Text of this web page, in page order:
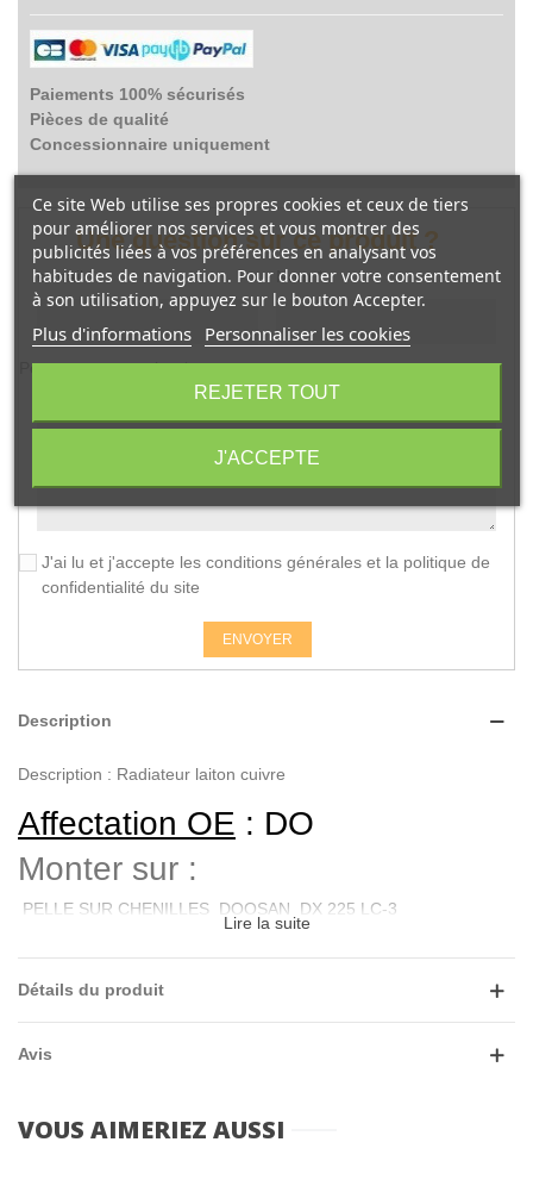
Paiements 100% sécurisés
Pièces de qualité
Concessionnaire uniquement
Une question sur ce produit ?
e-mail* Nom*
Posez votre question*
J'ai lu et j'accepte les conditions générales et la politique de
confidentialité du site
ENVOYER
Description
Description : Radiateur laiton cuivre
Affectation OE : DO
Monter sur :
PELLE SUR CHENILLES DOOSAN DX 225 LC-3
Poids :nc
Application pour:
Lire la suite
Détails du produit
Avis
VOUS AIMERIEZ AUSSI
Ce site Web utilise ses propres cookies et ceux de tiers
pour améliorer nos services et vous montrer des
publicités liées à vos préférences en analysant vos
habitudes de navigation. Pour donner votre consentement
à son utilisation, appuyez sur le bouton Accepter.
Plus d'informations Personnaliser les cookies
REJETER TOUT
J'ACCEPTE